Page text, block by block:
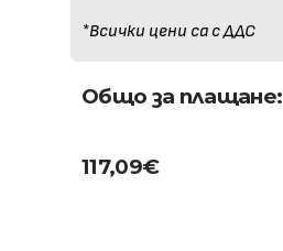
*Всички цени са с ДДС
Общо за плащане:
117,09€